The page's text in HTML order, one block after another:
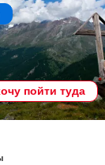
пойти туда